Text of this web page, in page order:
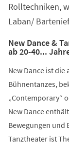
Rolltechniken,
Laban/
New Dance &
ab 20-40...
New Dance ist
Bühnentanzes,
„Contemporary“
New Dance
Bewegungen und
Tanztheater ist